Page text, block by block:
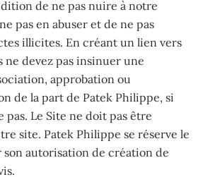
de ne pas nuire à notre
pas en abuser et de ne pas
illicites. En créant un lien vers
ne devez pas insinuer une
approbation ou
de la part de Patek Philippe, si
Le Site ne doit pas être
site. Patek Philippe se réserve le
autorisation de création de